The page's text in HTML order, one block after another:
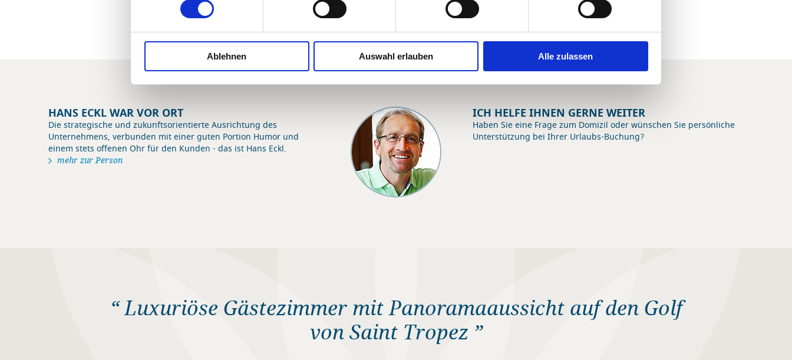
Ablehnen Auswahl erlauben Alle zulassen
HANS ECKL WAR VOR ORT
Die strategische und zukunftsorientierte Ausrichtung des
Unternehmens, verbunden mit einer guten Portion Humor und
einem stets offenen Ohr für den Kunden - das ist Hans Eckl.
mehr zur Person
ICH HELFE IHNEN GERNE WEITER
Haben Sie eine Frage zum Domizil oder wünschen Sie persönliche
Unterstützung bei Ihrer Urlaubs-Buchung?
“ Luxuriöse Gästezimmer mit Panoramaaussicht auf den Golf
von Saint Tropez ”